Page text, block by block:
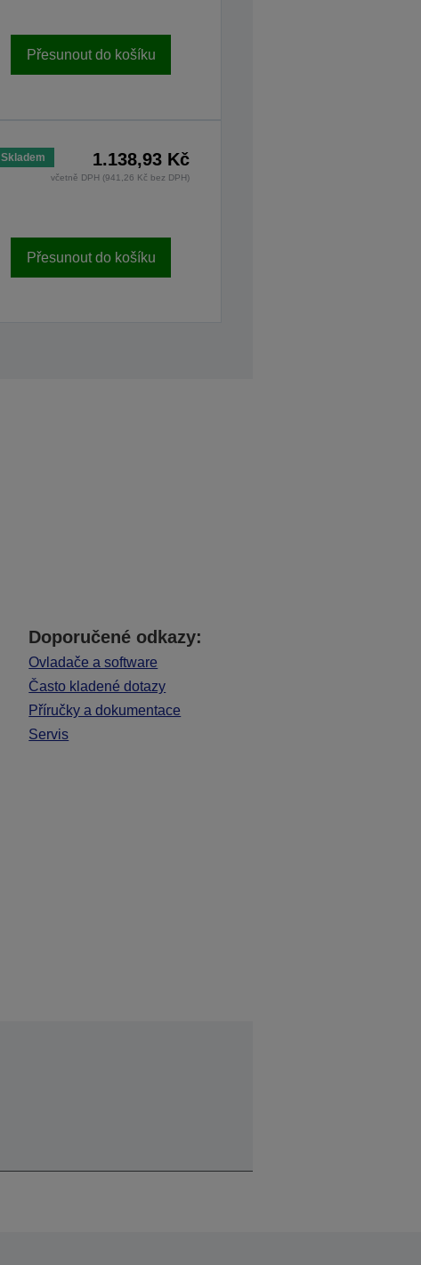
Přesunout do košíku
Skladem 1.138,93 Kč
včetně DPH (941,26 Kč bez DPH)
Přesunout do košíku
Doporučené odkazy:
Ovladače a software
Často kladené dotazy
Příručky a dokumentace
Servis